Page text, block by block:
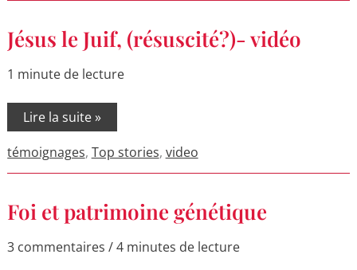
Jésus le Juif, (résuscité?)- vidéo
1 minute de lecture
Jésus
le
(résuscité?)-
vidéo
Lire la suite »
témoignages, Top stories, video
Foi et patrimoine génétique
3 commentaires /4 minutes de lecture
Foi
et
génétique